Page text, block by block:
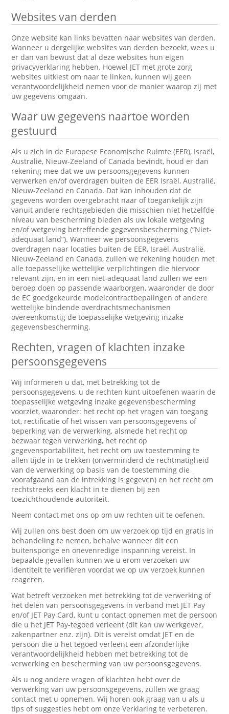
Websites van derden
Onze website kan links bevatten naar websites van derden.
Wanneer u dergelijke websites van derden bezoekt, wees u
er dan van bewust dat al deze websites hun eigen
privacyverklaring hebben. Hoewel JET met grote zorg
websites uitkiest om naar te linken, kunnen wij geen
verantwoordelijkheid nemen voor de manier waarop zij met
uw gegevens omgaan.
Waar uw gegevens naartoe worden
gestuurd
Als u zich in de Europese Economische Ruimte (EER), Israël,
Australië, Nieuw-Zeeland of Canada bevindt, houd er dan
rekening mee dat we uw persoonsgegevens kunnen
verwerken en/of overdragen buiten de EER Israël, Australië,
Nieuw-Zeeland en Canada. Dat kan inhouden dat de
gegevens worden overgebracht naar of toegankelijk zijn
vanuit andere rechtsgebieden die misschien niet hetzelfde
niveau van bescherming bieden als uw lokale wetgeving
en/of wetgeving betreffende gegevensbescherming (“Niet-
adequaat land”). Wanneer we persoonsgegevens
overdragen naar locaties buiten de EER, Israël, Australië,
Nieuw-Zeeland en Canada, zullen we rekening houden met
alle toepasselijke wettelijke verplichtingen die hiervoor
relevant zijn, en in een niet-adequaat land zullen we een
beroep doen op passende waarborgen, waaronder de door
de EC goedgekeurde modelcontractbepalingen of andere
wettelijke bindende overdrachtsmechanismen
overeenkomstig de toepasselijke wetgeving inzake
gegevensbescherming.
Rechten, vragen of klachten inzake
persoonsgegevens
Wij informeren u dat, met betrekking tot de
persoonsgegevens, u de rechten kunt uitoefenen waarin de
toepasselijke wetgeving inzake gegevensbescherming
voorziet, waaronder: het recht op het vragen van toegang
tot, rectificatie of het wissen van persoonsgegevens of
beperking van de verwerking, alsmede het recht op
bezwaar tegen verwerking, het recht op
gegevensportabiliteit, het recht om uw toestemming te
allen tijde in te trekken (onverminderd de rechtmatigheid
van de verwerking op basis van de toestemming die
voorafgaand aan de intrekking is gegeven) en het recht om
rechtstreeks een klacht in te dienen bij een
toezichthoudende autoriteit.
Neem contact met ons op om uw rechten uit te oefenen.
Wij zullen ons best doen om uw verzoek op tijd en gratis in
behandeling te nemen, behalve wanneer dit een
buitensporige en onevenredige inspanning vereist. In
bepaalde gevallen kunnen we u erom verzoeken uw
identiteit te verifiëren voordat we op uw verzoek kunnen
reageren.
Wat betreft verzoeken met betrekking tot de verwerking of
het delen van persoonsgegevens in verband met JET Pay
en/of JET Pay Card, kunt u contact opnemen met de persoon
die u het JET Pay-tegoed verleent (dit kan uw werkgever,
zakenpartner enz. zijn). Dit is vereist omdat JET en de
persoon die u het tegoed verleent een afzonderlijke
verantwoordelijkheid hebben met betrekking tot de
verwerking en bescherming van uw persoonsgegevens.
Als u nog andere vragen of klachten hebt over de
verwerking van uw persoonsgegevens, zullen we graag
contact met u opnemen. Wij horen ook graag van u als u
tips of suggesties hebt om onze Verklaring te verbeteren.